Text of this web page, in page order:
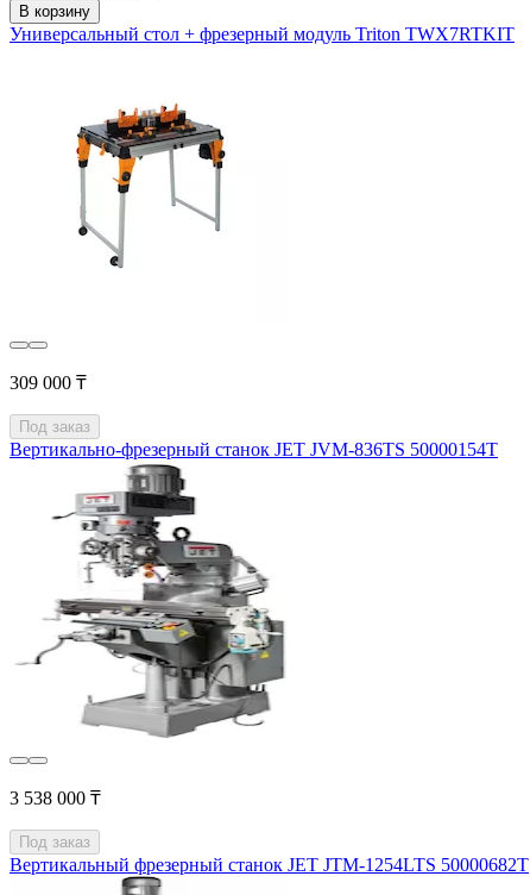
В корзину
Универсальный стол + фрезерный модуль Triton TWX7RTKIT
309 000 ₸
Под заказ
Вертикально-фрезерный станок JET JVM-836TS 50000154T
3 538 000 ₸
Под заказ
Вертикальный фрезерный станок JET JTM-1254LTS 50000682T